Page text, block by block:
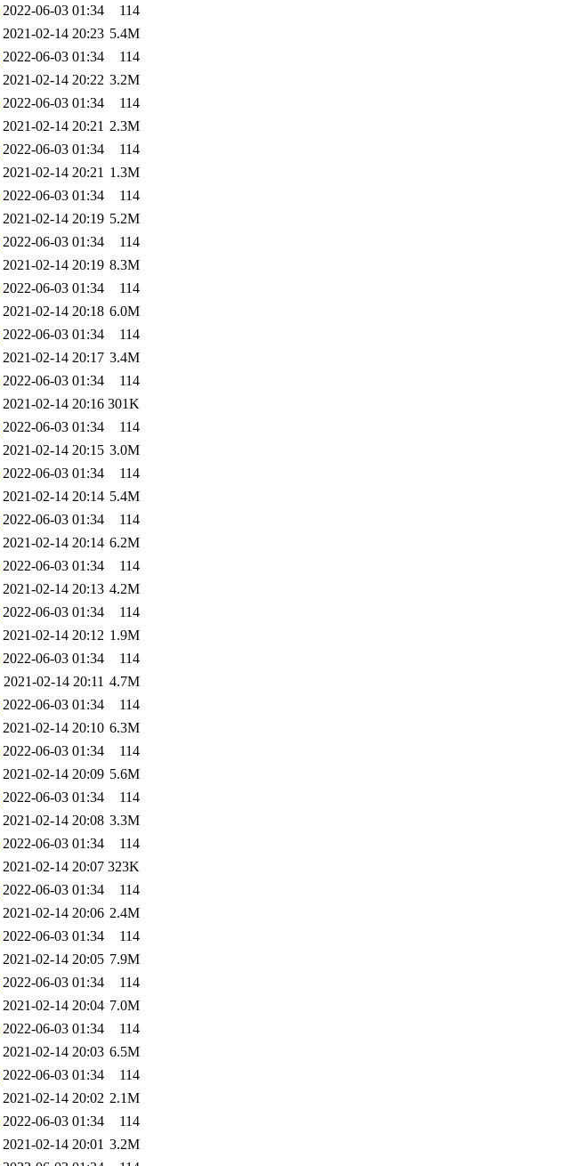
2022-06-03 01:34
114
2021-02-14 20:23 5.4M
2022-06-03 01:34
114
2021-02-14 20:22 3.2M
2022-06-03 01:34
114
2021-02-14 20:21 2.3M
2022-06-03 01:34
114
2021-02-14 20:21 1.3M
2022-06-03 01:34
114
2021-02-14 20:19 5.2M
2022-06-03 01:34
114
2021-02-14 20:19 8.3M
2022-06-03 01:34
114
2021-02-14 20:18 6.0M
2022-06-03 01:34
114
2021-02-14 20:17 3.4M
2022-06-03 01:34
114
2021-02-14 20:16 301K
2022-06-03 01:34
114
2021-02-14 20:15 3.0M
2022-06-03 01:34
114
2021-02-14 20:14 5.4M
2022-06-03 01:34
114
2021-02-14 20:14 6.2M
2022-06-03 01:34
114
2021-02-14 20:13 4.2M
2022-06-03 01:34
114
2021-02-14 20:12 1.9M
2022-06-03 01:34
114
2021-02-14 20:11 4.7M
2022-06-03 01:34
114
2021-02-14 20:10 6.3M
2022-06-03 01:34
114
2021-02-14 20:09 5.6M
2022-06-03 01:34
114
2021-02-14 20:08 3.3M
2022-06-03 01:34
114
2021-02-14 20:07 323K
2022-06-03 01:34
114
2021-02-14 20:06 2.4M
2022-06-03 01:34
114
2021-02-14 20:05 7.9M
2022-06-03 01:34
114
2021-02-14 20:04 7.0M
2022-06-03 01:34
114
2021-02-14 20:03 6.5M
2022-06-03 01:34
114
2021-02-14 20:02 2.1M
2022-06-03 01:34
114
2021-02-14 20:01 3.2M